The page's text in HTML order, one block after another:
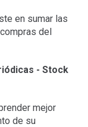
en sumar las
del
- Stock
mejor
de su